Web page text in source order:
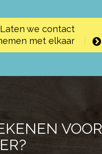
Laten we contact
met elkaar
VOOR